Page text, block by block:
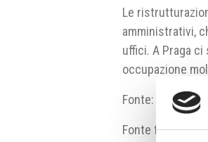
Le
amministrativi,
uffici. A Praga
occupazione
Fonte: Colliers
Fonte